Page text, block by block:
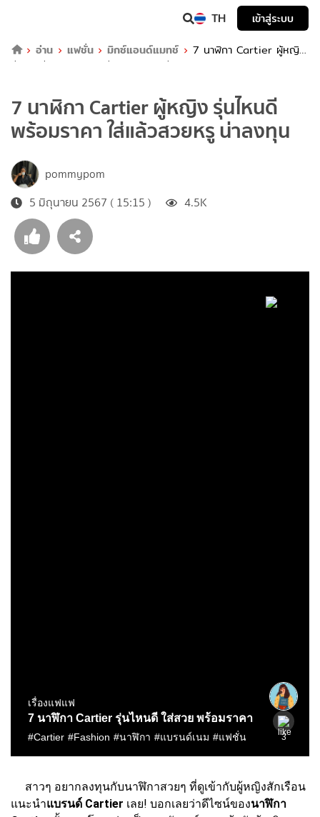
TH
เข้าสู่ระบบ
อ่าน
แฟชั่น มิกซ์แอนด์แมทช์
7 นาฬิกา Cartier ผู้หญิง
รุ่นไหนดี พร้อมราคา ใส่แล้วสวยหรู น่าลงทุน
7 นาฬิกา Cartier ผู้หญิง รุ่นไหนดี
พร้อมราคา ใส่แล้วสวยหรู น่าลงทุน
pommypom
5 มิถุนายน 2567 ( 15:15 )
4.5K
สาวๆ อยากลงทุนกับนาฬิกาสวยๆ ที่ดูเข้ากับผู้หญิงสักเรือน
แนะนำแบรนด์ Cartier เลย! บอกเลยว่าดีไซน์ของนาฬิกา